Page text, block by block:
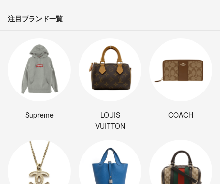
注目ブランド一覧
Supreme
LOUIS
VUITTON
COACH